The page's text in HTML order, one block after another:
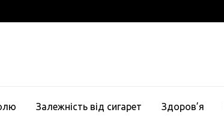
Залежність від сигарет Здоров’я